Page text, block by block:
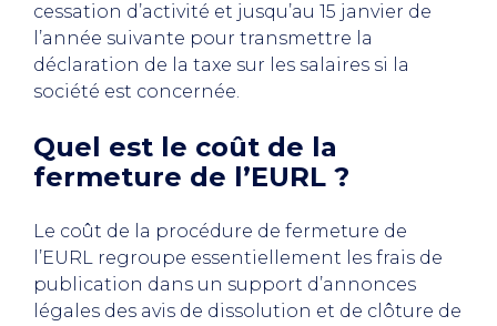
cessation d’activité et jusqu’au 15 janvier de
l’année suivante pour transmettre la
déclaration de la taxe sur les salaires si la
société est concernée.
Quel est le coût de la
fermeture de l’EURL ?
Le coût de la procédure de fermeture de
l’EURL regroupe essentiellement les frais de
publication dans un support d’annonces
légales des avis de dissolution et de clôture de